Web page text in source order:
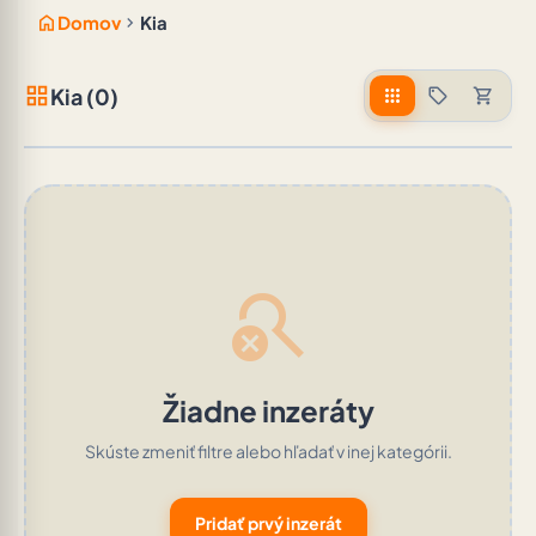
home Domov chevron_right Kia
grid_viewKia (0) apps sell shopping_cart
search_off
Žiadne inzeráty
Skúste zmeniť filtre alebo hľadať v inej kategórii.
Pridať prvý inzerát